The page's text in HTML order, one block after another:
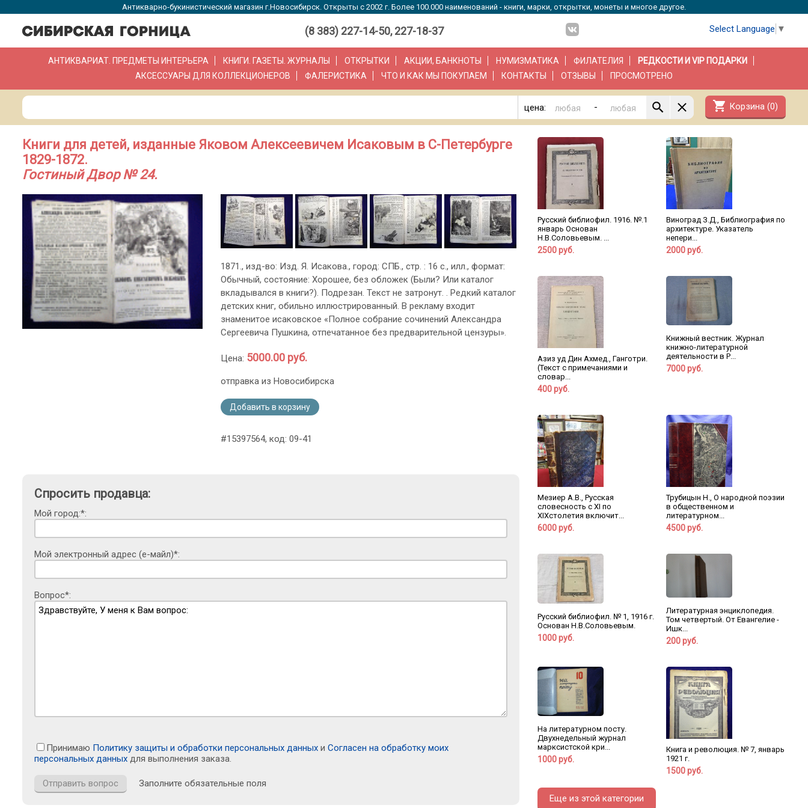
Антикварно-букинистический магазин г.Новосибирск. Открыты с 2002 г. Более 100.000 наименований - книги, марки, открытки, монеты и многое другое.
(8 383) 227-14-50, 227-18-37 Select Language ▼
АНТИКВАРИАТ. ПРЕДМЕТЫ ИНТЕРЬЕРА КНИГИ. ГАЗЕТЫ. ЖУРНАЛЫ ОТКРЫТКИ АКЦИИ, БАНКНОТЫ НУМИЗМАТИКА ФИЛАТЕЛИЯ
РЕДКОСТИ И VIP ПОДАРКИ
АКСЕССУАРЫ ДЛЯ КОЛЛЕКЦИОНЕРОВ
ФАЛЕРИСТИКА ЧТО И КАК МЫ ПОКУПАЕМ КОНТАКТЫ ОТЗЫВЫ ПРОСМОТРЕНО
цена: - shopping_cart Корзина (0)
Книги для детей, изданные Яковом Алексеевичем Исаковым в С-Петербурге
1829-1872.
Гостиный Двор № 24.
1871., изд-во: Изд. Я. Исакова., город: СПБ., стр. : 16 с., илл., формат:
Обычный, состояние: Хорошее, без обложек (Были? Или каталог
вкладывался в книги?). Подрезан. Текст не затронут. . Редкий каталог
детских книг, обильно иллюстрированный. В рекламу входит
знаменитое исаковское «Полное собрание сочинений Александра
Сергеевича Пушкина, отпечатанное без предварительной цензуры».
Цена: 5000.00 руб.
отправка из Новосибирска
Добавить в корзину
#15397564, код: 09-41
Спросить продавца:
Мой город:*:
Мой электронный адрес (е-майл)*:
Вопрос*:
Принимаю Политику защиты и обработки персональных данных и Согласен на обработку моих
персональных данных для выполнения заказа.
Заполните обязательные поля
Русский библиофил. 1916. №.1
январь Основан
Н.В.Соловьевым. ...
2500 руб.
Виноград З.Д., Библиография по
архитектуре. Указатель
непери...
2000 руб.
Азиз уд Дин Ахмед., Ганготри.
(Текст с примечаниями и
словар...
400 руб.
Книжный вестник. Журнал
книжно-литературной
деятельности в Р...
7000 руб.
Мезиер А.В., Русская
словесность с XI по
XIXстолетия включит...
6000 руб.
Трубицын Н., О народной поэзии
в общественном и
литературном...
4500 руб.
Русский библиофил. № 1, 1916 г.
Основан Н.В.Соловьевым.
1000 руб.
Литературная энциклопедия.
Том четвертый. От Евангелие -
Ишк...
200 руб.
На литературном посту.
Двухнедельный журнал
марксистской кри...
1000 руб.
Книга и революция. № 7, январь
1921 г.
1500 руб.
Еще из этой категории